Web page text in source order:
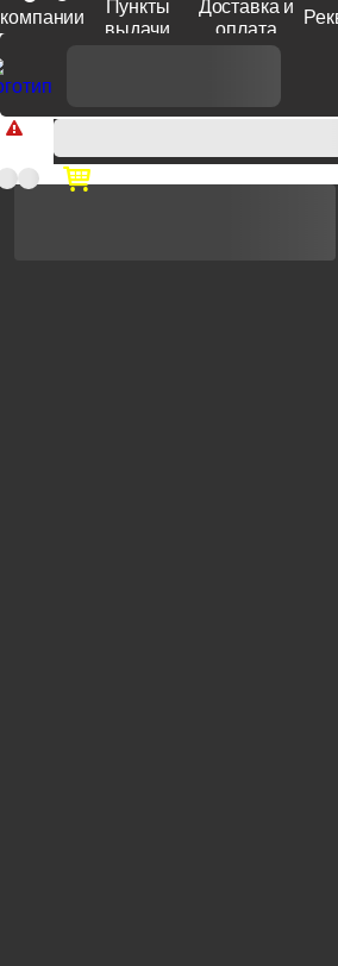
компании
Пункты
выдачи
Доставка и
оплата
Доп. скидка от цен на сайте 7%
продукции Venezia, Fratelli, Tupai,
оплате по счету.